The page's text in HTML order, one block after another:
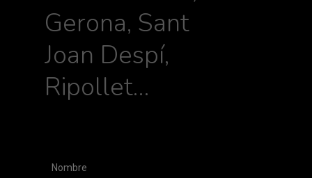
Gerona, Sant
Joan Despí,
Ripollet…